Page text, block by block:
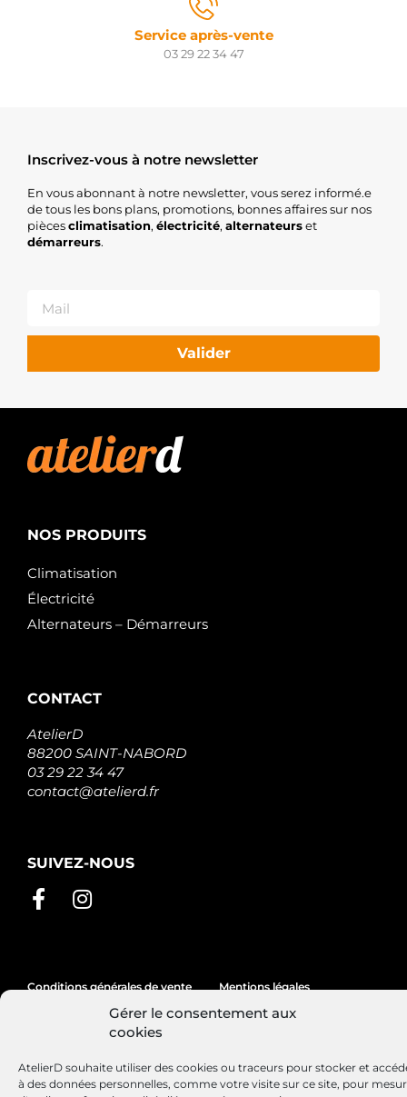
Gérer le consentement aux
cookies
AtelierD souhaite utiliser des cookies ou traceurs pour stocker et
à des données personnelles, comme votre visite sur ce site, pour
Service après-vente
03 29 22 34 47
Inscrivez-vous à notre newsletter
En vous abonnant à notre newsletter, vous serez informé.e
de tous les bons plans, promotions, bonnes affaires sur nos
piècesclimatisation, électricité, alternateurset
démarreurs.
Valider
NOS PRODUITS
Climatisation
Électricité
Alternateurs – Démarreurs
CONTACT
AtelierD
88200 SAINT-NABORD
03 29 22 34 47
contact@atelierd.fr
SUIVEZ-NOUS
Conditions générales de vente Mentions légales
Politique de cookies
Site réalisé par LézardsCréation